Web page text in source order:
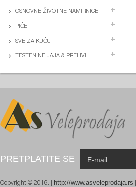
OSNOVNE ŽIVOTNE NAMIRNICE
PIĆE
SVE ZA KUĆU
TESTENINE,JAJA & PRELIVI
PRETPLATITE SE
Copyright © 2016. | http://www.asveleprodaja.rs